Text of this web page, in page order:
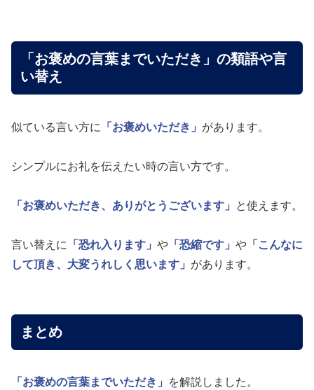
「お褒めの言葉までいただき」の類語や言
い替え
似ている言い方に 「お褒めいただき」 があります。
シンプルにお礼を伝えたい時の言い方です。
「お褒めいただき、ありがとうございます」 と使えます。
言い替えに 「恐れ入ります」 や 「恐縮です」 や 「こんなに
して頂き、大変うれしく思います」 があります。
まとめ
「お褒めの言葉までいただき」 を解説しました。